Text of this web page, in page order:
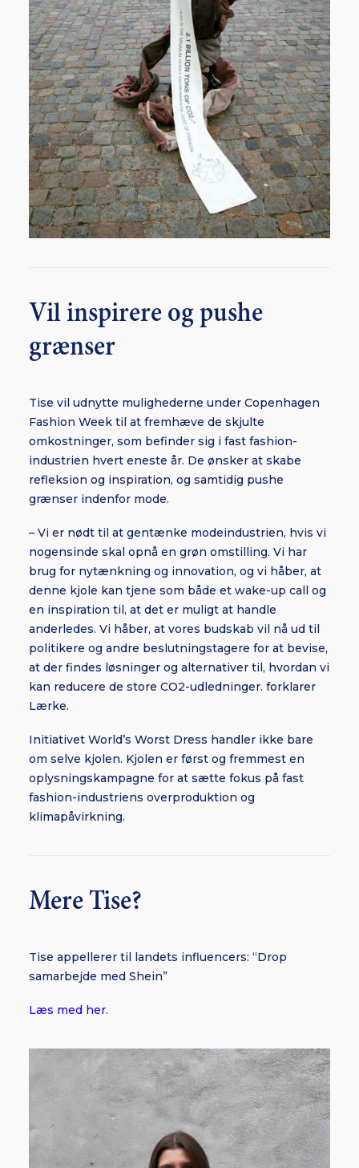
Vil inspirere og pushe
grænser
Tise vil udnytte mulighederne under Copenhagen
Fashion Week til at fremhæve de skjulte
omkostninger, som befinder sig i fast fashion-
industrien hvert eneste år. De ønsker at skabe
refleksion og inspiration, og samtidig pushe
grænser indenfor mode.
– Vi er nødt til at gentænke modeindustrien, hvis vi
nogensinde skal opnå en grøn omstilling. Vi har
brug for nytænkning og innovation, og vi håber, at
denne kjole kan tjene som både et wake-up call og
en inspiration til, at det er muligt at handle
anderledes. Vi håber, at vores budskab vil nå ud til
politikere og andre beslutningstagere for at bevise,
at der findes løsninger og alternativer til, hvordan vi
kan reducere de store CO2-udledninger. forklarer
Lærke.
Initiativet World’s Worst Dress handler ikke bare
om selve kjolen. Kjolen er først og fremmest en
oplysningskampagne for at sætte fokus på fast
fashion-industriens overproduktion og
klimapåvirkning.
Mere Tise?
Tise appellerer til landets influencers: “Drop
samarbejde med Shein”
Læs med her.